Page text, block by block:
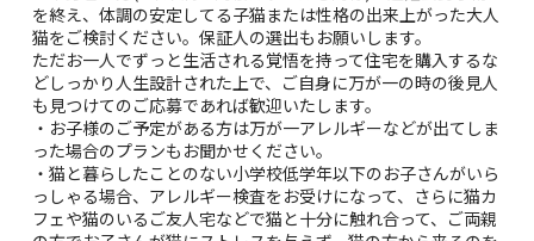
を終え、体調の安定してる子猫または性格の出来上がった大人
猫をご検討ください。保証人の選出もお願いします。
ただお一人でずっと生活される覚悟を持って住宅を購入するな
どしっかり人生設計された上で、ご自身に万が一の時の後見人
も見つけてのご応募であれば歓迎いたします。
・お子様のご予定がある方は万が一アレルギーなどが出てしま
った場合のプランもお聞かせください。
・猫と暮らしたことのない小学校低学年以下のお子さんがいら
っしゃる場合、アレルギー検査をお受けになって、さらに猫カ
フェや猫のいるご友人宅などで猫と十分に触れ合って、ご両親